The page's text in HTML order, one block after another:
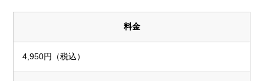
料金
4,950円（税込）